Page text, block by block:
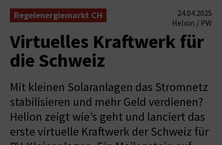
Regelenergiemarkt CH
24.04.2025
Helion / PW
Virtuelles Kraftwerk für
die Schweiz
Mit kleinen Solaranlagen das Stromnetz
stabilisieren und mehr Geld verdienen?
Helion zeigt wie’s geht und lanciert das
erste virtuelle Kraftwerk der Schweiz für